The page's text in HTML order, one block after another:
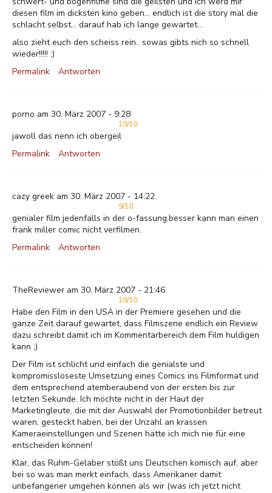
diesen film im dicksten kino geben... endlich ist die story mal die
schlacht selbst... darauf hab ich lange gewartet...
also zieht euch den scheiss rein.. sowas gibts nich so schnell
wieder!!!!! ;)
Permalink
Antworten
porno am 30. März 2007 - 9:28
10/10
jawoll das nenn ich obergeil
Permalink
Antworten
cazy greek am 30. März 2007 - 14:22
9/10
genialer film jedenfalls in der o-fassung.besser kann man einen
frank miller comic nicht verfilmen.
Permalink
Antworten
TheReviewer am 30. März 2007 - 21:46
10/10
Habe den Film in den USA in der Premiere gesehen und die
ganze Zeit darauf gewartet, dass Filmszene endlich ein Review
dazu schreibt damit ich im Kommentarbereich dem Film huldigen
kann ;)
Der Film ist schlicht und einfach die genialste und
kompromissloseste Umsetzung eines Comics ins Filmformat und
dem entsprechend atemberaubend von der ersten bis zur
letzten Sekunde. Ich möchte nicht in der Haut der
Marketingleute, die mit der Auswahl der Promotionbilder betreut
waren, gesteckt haben, bei der Unzahl an krassen
Kameraeinstellungen und Szenen hätte ich mich nie für eine
entscheiden können!
Klar, das Ruhm-Gelaber stößt uns Deutschen komisch auf, aber
bei so was man merkt einfach, dass Amerikaner damit
unbefangener umgehen können als wir (was ich jetzt nicht